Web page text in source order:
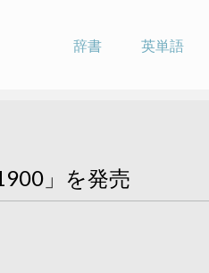
辞書 英単語
」を発売